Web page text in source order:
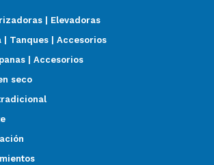
| Elevadoras
| Tanques | Accesorios
| Accesorios
seco